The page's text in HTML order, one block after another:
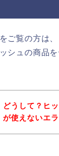
ご覧の方は
シュの商品
どうして？ヒ
が使えないエ